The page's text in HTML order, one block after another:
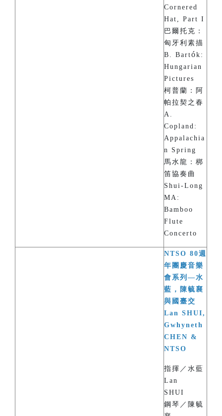
Cornered
Hat, Part I
巴爾托克：
匈牙利素描
B. Bartók:
Hungarian
Pictures
柯普蘭：阿
帕拉契之春
A.
Copland:
Appalachia
n Spring
馬水龍：梆
笛協奏曲
Shui-Long
MA:
Bamboo
Flute
Concerto
NTSO 80週
年團慶音樂
會系列—水
藍，陳毓襄
與國臺交
Lan SHUI,
Gwhyneth
CHEN &
NTSO
指揮／水藍
Lan
SHUI
鋼琴／陳毓